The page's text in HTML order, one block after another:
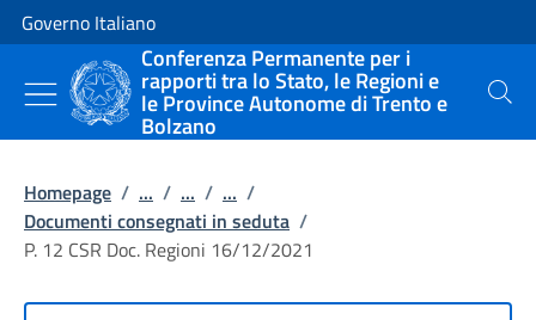
Vai al contenuto
Vai alla navigazione del sito
Governo Italiano
Conferenza Permanente per i
rapporti tra lo Stato, le Regioni e
le Province Autonome di Trento e
Bolzano
Cerca
Homepage / ... / ... / ... /
Documenti consegnati in seduta /
P. 12 CSR Doc. Regioni 16/12/2021